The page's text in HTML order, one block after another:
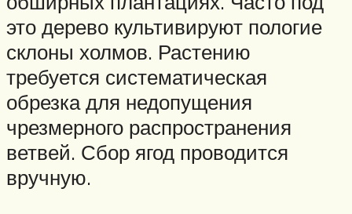
это дерево культивируют пологие
склоны холмов. Растению
требуется систематическая
обрезка для недопущения
чрезмерного распространения
ветвей. Сбор ягод проводится
вручную.